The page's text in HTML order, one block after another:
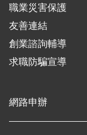
職業災害保護
友善連結
創業諮詢輔導
求職防騙宣導
網路申辦